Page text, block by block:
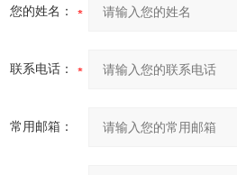
您的姓名：
联系电话：
常用邮箱：